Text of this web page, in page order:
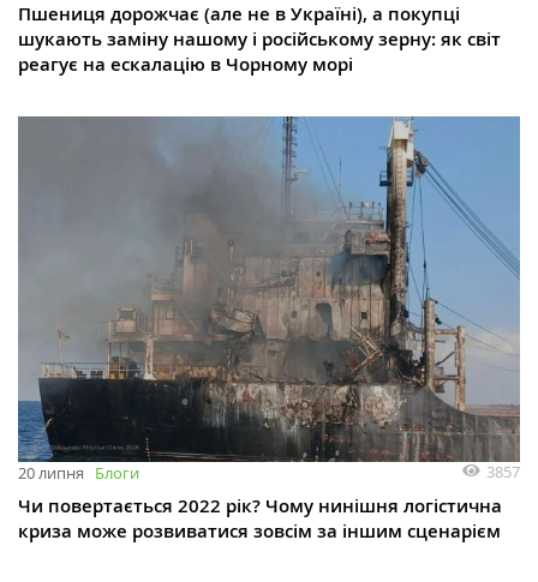
Пшениця дорожчає (але не в Україні), а покупці
шукають заміну нашому і російському зерну: як світ
реагує на ескалацію в Чорному морі
20 липня Блоги 3857
Чи повертається 2022 рік? Чому нинішня логістична
криза може розвиватися зовсім за іншим сценарієм